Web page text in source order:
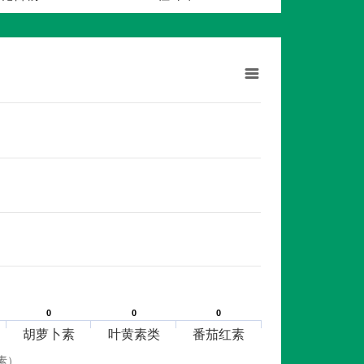
0
0 0
0 0
0
胡萝卜素 叶黄素类 番茄红素